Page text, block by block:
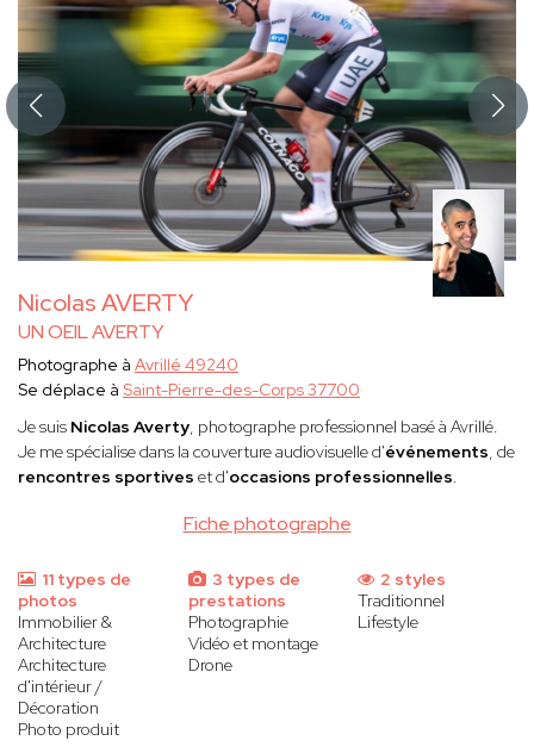
Nicolas AVERTY
UN OEIL AVERTY
Fiche photographe
Photographe à Avrillé 49240
Se déplace à Saint-Pierre-des-Corps 37700
Je suis Nicolas Averty, photographe professionnel basé à Avrillé.
Je me spécialise dans la couverture audiovisuelle d'événements, de
rencontres sportives et d'occasions professionnelles.
11 types de
photos
Immobilier &
Architecture
Architecture
d'intérieur /
Décoration
Photo produit
3 types de
prestations
Photographie
Vidéo et montage
Drone
2 styles
Traditionnel
Lifestyle